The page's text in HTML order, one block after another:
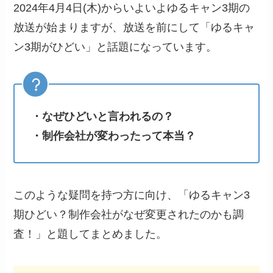
2024年4月4日(木)からいよいよゆるキャン3期の
放送が始まりますが、放送を前にして「ゆるキャ
ン3期がひどい」と話題になっています。
・なぜひどいと言われるの？
・制作会社が変わったって本当？
このような疑問を持つ方に向け、「ゆるキャン3
期ひどい？制作会社がなぜ変更されたのかも調
査！」と題してまとめました。